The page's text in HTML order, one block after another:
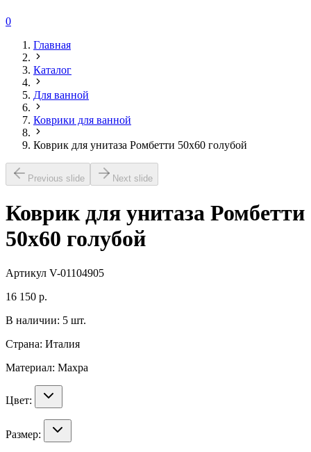
0
Главная
Каталог
Для ванной
Коврики для ванной
Коврик для унитаза Ромбетти 50х60 голубой
Previous slide Next slide
Коврик для унитаза Ромбетти
50х60 голубой
Артикул V-01104905
16 150 р.
В наличии: 5 шт.
Страна: Италия
Материал: Махра
Цвет:
Размер: